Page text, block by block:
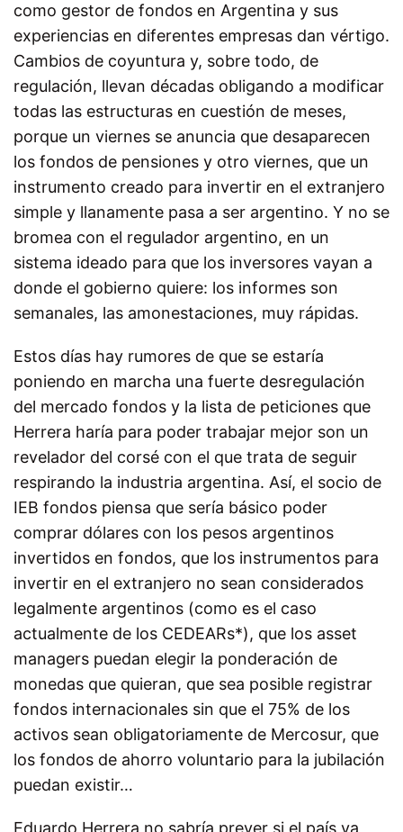
como gestor de fondos en Argentina y sus
experiencias en diferentes empresas dan vértigo.
Cambios de coyuntura y, sobre todo, de
regulación, llevan décadas obligando a modificar
todas las estructuras en cuestión de meses,
porque un viernes se anuncia que desaparecen
los fondos de pensiones y otro viernes, que un
instrumento creado para invertir en el extranjero
simple y llanamente pasa a ser argentino. Y no se
bromea con el regulador argentino, en un
sistema ideado para que los inversores vayan a
donde el gobierno quiere: los informes son
semanales, las amonestaciones, muy rápidas.
Estos días hay rumores de que se estaría
poniendo en marcha una fuerte desregulación
del mercado fondos y la lista de peticiones que
Herrera haría para poder trabajar mejor son un
revelador del corsé con el que trata de seguir
respirando la industria argentina. Así, el socio de
IEB fondos piensa que sería básico poder
comprar dólares con los pesos argentinos
invertidos en fondos, que los instrumentos para
invertir en el extranjero no sean considerados
legalmente argentinos (como es el caso
actualmente de los CEDEARs*), que los asset
managers puedan elegir la ponderación de
monedas que quieran, que sea posible registrar
fondos internacionales sin que el 75% de los
activos sean obligatoriamente de Mercosur, que
los fondos de ahorro voluntario para la jubilación
puedan existir…
Eduardo Herrera no sabría prever si el país va